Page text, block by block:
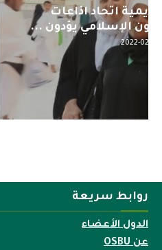
اليوم : المشاركة
لمنظمي
روابط سريعة
الدول الأعضاء
عن OSBU